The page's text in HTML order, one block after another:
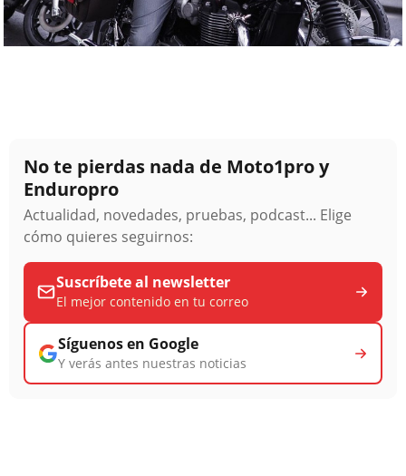
No te pierdas nada de Moto1pro y
Enduropro
Actualidad, novedades, pruebas, podcast... Elige
cómo quieres seguirnos:
Suscríbete al newsletter
El mejor contenido en tu correo
Síguenos en Google
Y verás antes nuestras noticias